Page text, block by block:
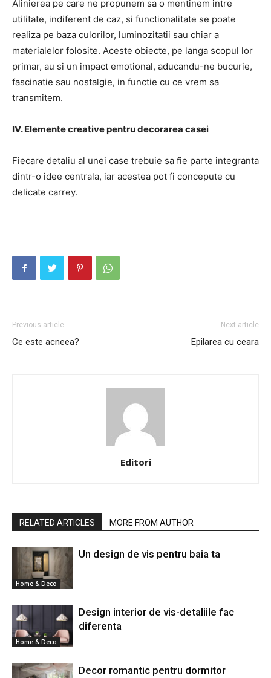
Alinierea pe care ne propunem sa o mentinem intre
utilitate, indiferent de caz, si functionalitate se poate
realiza pe baza culorilor, luminozitatii sau chiar a
materialelor folosite. Aceste obiecte, pe langa scopul lor
primar, au si un impact emotional, aducandu-ne bucurie,
fascinatie sau nostalgie, in functie cu ce vrem sa
transmitem.
IV. Elemente creative pentru decorarea casei
Fiecare detaliu al unei case trebuie sa fie parte integranta
dintr-o idee centrala, iar acestea pot fi concepute cu
delicate carrey.
Previous article
Ce este acneea?
Next article
Epilarea cu ceara
Editori
RELATED ARTICLES MORE FROM AUTHOR
Home & Deco
Un design de vis pentru baia ta
Home & Deco
Design interior de vis-detaliile fac
diferenta
Decor romantic pentru dormitor